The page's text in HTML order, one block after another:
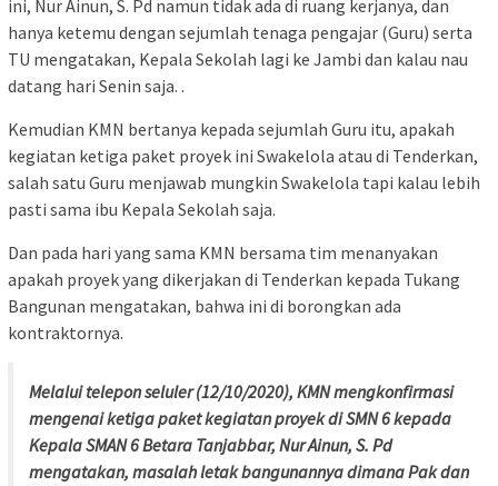
ini, Nur Ainun, S. Pd namun tidak ada di ruang kerjanya, dan
hanya ketemu dengan sejumlah tenaga pengajar (Guru) serta
TU mengatakan, Kepala Sekolah lagi ke Jambi dan kalau nau
datang hari Senin saja. .
Kemudian KMN bertanya kepada sejumlah Guru itu, apakah
kegiatan ketiga paket proyek ini Swakelola atau di Tenderkan,
salah satu Guru menjawab mungkin Swakelola tapi kalau lebih
pasti sama ibu Kepala Sekolah saja.
Dan pada hari yang sama KMN bersama tim menanyakan
apakah proyek yang dikerjakan di Tenderkan kepada Tukang
Bangunan mengatakan, bahwa ini di borongkan ada
kontraktornya.
Melalui telepon seluler (12/10/2020), KMN mengkonfirmasi
mengenai ketiga paket kegiatan proyek di SMN 6 kepada
Kepala SMAN 6 Betara Tanjabbar, Nur Ainun, S. Pd
mengatakan, masalah letak bangunannya dimana Pak dan